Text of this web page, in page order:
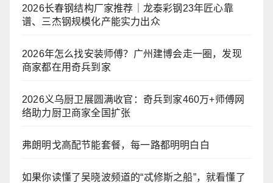
2026长春钢结构厂家推荐｜龙泰彩钢23年匠心靠
谱、三杰钢规模化产能实力出众
2026年怎么找安装师傅？广州建博会走一圈，发现
商家都在用奇兵到家
2026义乌厨卫展圆满收官：奇兵到家460万+师傅网
络助力厨卫商家全国扩张
弗朗明戈高配节能套餐，每一路都明明白白
如果你读懂了吴晓波频道的“忒修斯之船”，就看懂了